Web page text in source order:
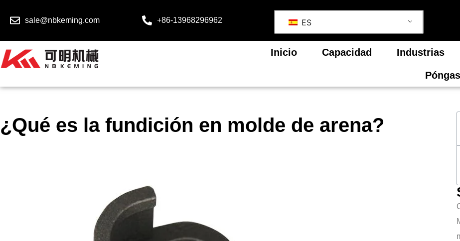
sale@nbkeming.com +86-13968296962 ES
Inicio Capacidad Industrias
¿Qué es la fundición en molde de arena?